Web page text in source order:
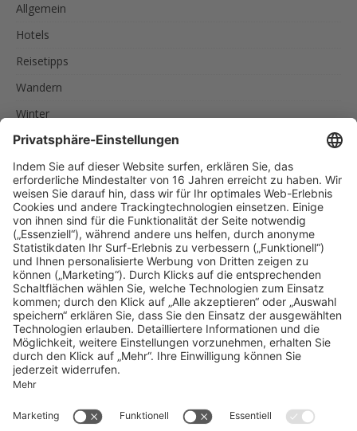
Allgemein
Hotels
Reisetipps
Wandern
Winter
SCHLAGWÖRTER
AKTIVURLAUB FAMILIEN FEINSCHMECKER ITALIEN
RADREISEN RADTOUREN RAD UND SCHIFF
SPORTLER SÜDTIROL URLAUB IN SÜDTIROL
UNSERE EMPFEHLUNGEN
Reise nach Südtirol
MENU